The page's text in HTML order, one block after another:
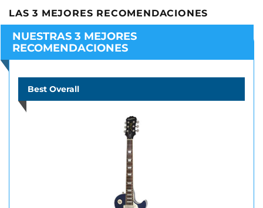
LAS 3 MEJORES RECOMENDACIONES
NUESTRAS 3 MEJORES
RECOMENDACIONES
Best Overall